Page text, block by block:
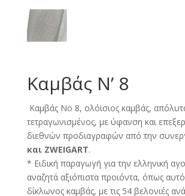
Καμβάς Ν’ 8
Καμβάς Νο 8, ολόϊσιος καμβάς,
τετραγωνισμένος, με ύφανση και
διεθνών προδιαγραφών από την
και ZWEIGART.
* Ειδική παραγωγή για την ελληνική
αναζητά αξιόπιστα προιόντα, όπως
δίκλωνος καμβάς, με τις 54 βελονιές